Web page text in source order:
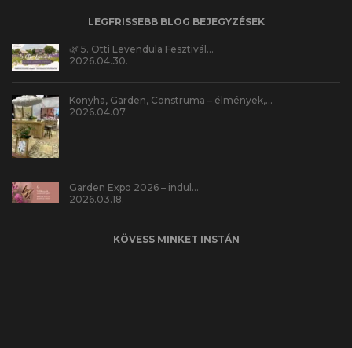
LEGFRISSEBB BLOG BEJEGYZÉSEK
🌿 5. Otti Levendula Fesztivál…
2026.04.30.
Konyha, Garden, Construma – élmények,…
2026.04.07.
Garden Expo 2026 – indul…
2026.03.18.
KÖVESS MINKET INSTÁN